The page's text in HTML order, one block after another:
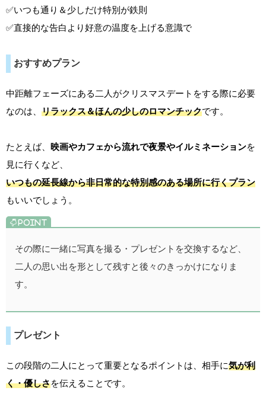
✅いつも通り＆少しだけ特別が鉄則
✅直接的な告白より好意の温度を上げる意識で
おすすめプラン
中距離フェーズにある二人がクリスマスデートをする際に必要
なのは、 リラックス＆ほんの少しのロマンチックです。
たとえば、 映画やカフェから流れで夜景やイルミネーションを
見に行くなど、
いつもの延長線から非日常的な特別感のある場所に行くプラン
もいいでしょう。
その際に一緒に写真を撮る・プレゼントを交換するなど、
二人の思い出を形として残すと後々のきっかけになりま
す。
プレゼント
この段階の二人にとって重要となるポイントは、相手に気が利
く・優しさを伝えることです。